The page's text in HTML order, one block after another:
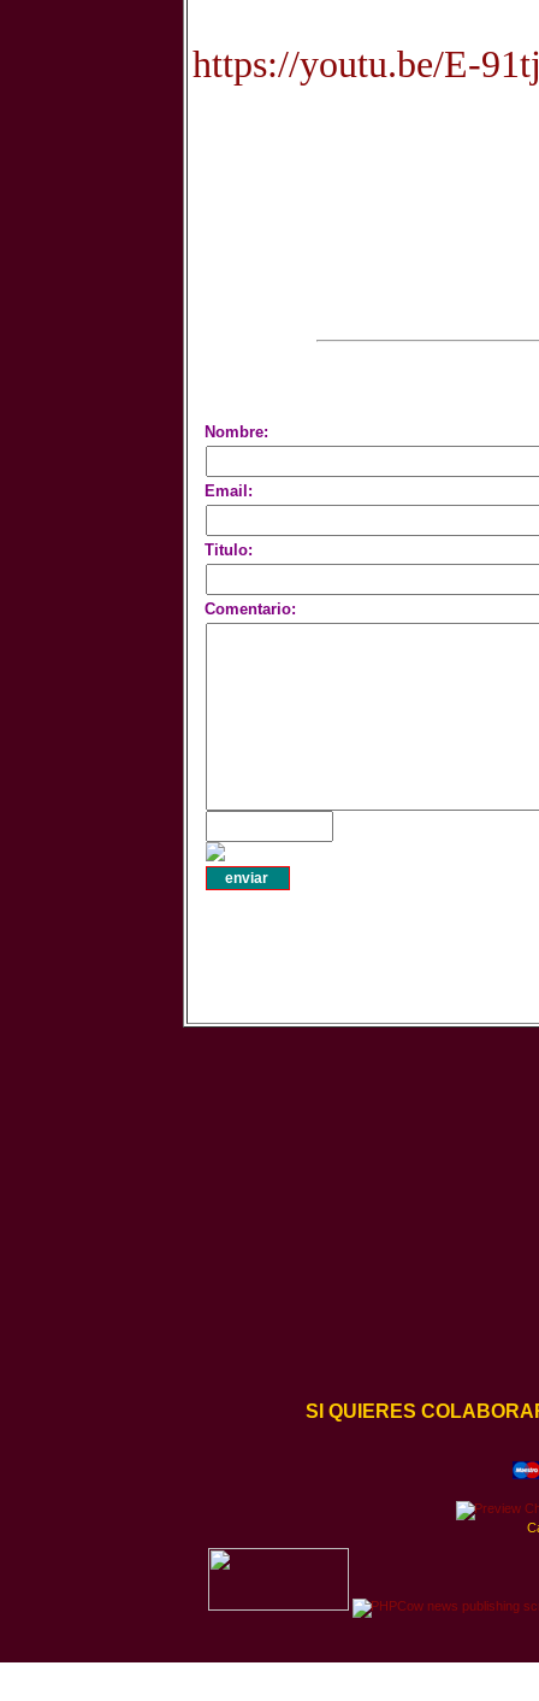
https://youtu.be/E-
Nombre:
Email:
Titulo:
Comentario:
SI QUIERES